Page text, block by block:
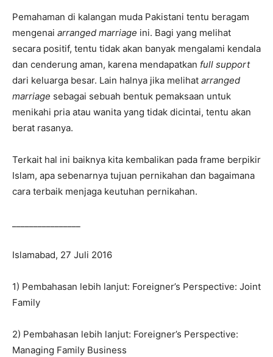
Pemahaman di kalangan muda Pakistani tentu beragam
mengenai arranged marriage ini. Bagi yang melihat
secara positif, tentu tidak akan banyak mengalami kendala
dan cenderung aman, karena mendapatkan full support
dari keluarga besar. Lain halnya jika melihat arranged
marriage sebagai sebuah bentuk pemaksaan untuk
menikahi pria atau wanita yang tidak dicintai, tentu akan
berat rasanya.
Terkait hal ini baiknya kita kembalikan pada frame berpikir
Islam, apa sebenarnya tujuan pernikahan dan bagaimana
cara terbaik menjaga keutuhan pernikahan.
Islamabad, 27 Juli 2016
1) Pembahasan lebih lanjut: Foreigner’s Perspective: Joint
Family
2) Pembahasan lebih lanjut: Foreigner’s Perspective:
Managing Family Business